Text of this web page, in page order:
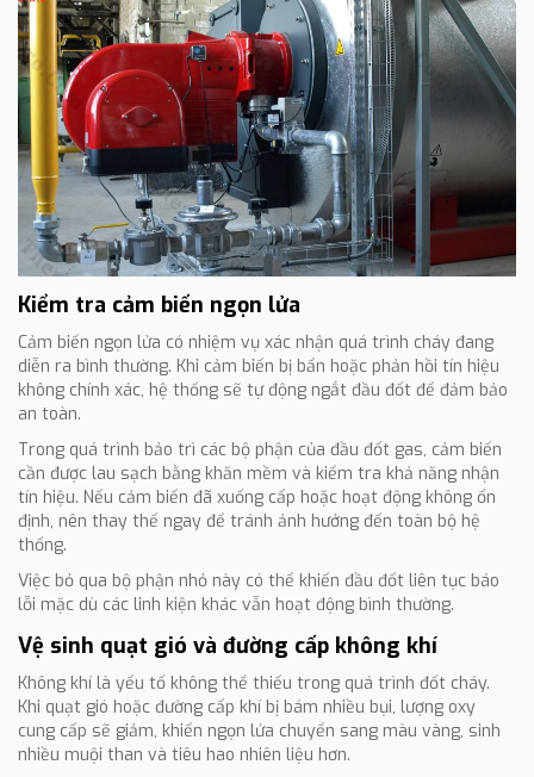
Kiểm tra cảm biến ngọn lửa
Cảm biến ngọn lửa có nhiệm vụ xác nhận quá trình cháy đang
diễn ra bình thường. Khi cảm biến bị bẩn hoặc phản hồi tín hiệu
không chính xác, hệ thống sẽ tự động ngắt đầu đốt để đảm bảo
an toàn.
Trong quá trình bảo trì các bộ phận của đầu đốt gas, cảm biến
cần được lau sạch bằng khăn mềm và kiểm tra khả năng nhận
tín hiệu. Nếu cảm biến đã xuống cấp hoặc hoạt động không ổn
định, nên thay thế ngay để tránh ảnh hưởng đến toàn bộ hệ
thống.
Việc bỏ qua bộ phận nhỏ này có thể khiến đầu đốt liên tục báo
lỗi mặc dù các linh kiện khác vẫn hoạt động bình thường.
Vệ sinh quạt gió và đường cấp không khí
Không khí là yếu tố không thể thiếu trong quá trình đốt cháy.
Khi quạt gió hoặc đường cấp khí bị bám nhiều bụi, lượng oxy
cung cấp sẽ giảm, khiến ngọn lửa chuyển sang màu vàng, sinh
nhiều muội than và tiêu hao nhiên liệu hơn.